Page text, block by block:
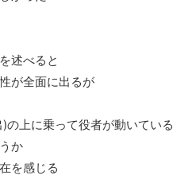
述べると
が全面に出るが
の上に乗って役者が動いている
か
を感じる